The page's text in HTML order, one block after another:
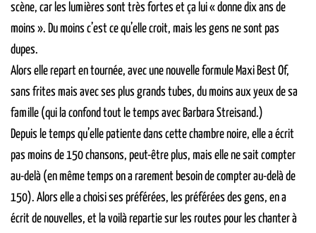
scène, car les lumières sont très fortes et ça lui « donne dix ans de
moins ». Du moins c’est ce qu’elle croit, mais les gens ne sont pas
dupes.
Alors elle repart en tournée, avec une nouvelle formule Maxi Best Of,
sans frites mais avec ses plus grands tubes, du moins aux yeux de sa
famille (qui la confond tout le temps avec Barbara Streisand.)
Depuis le temps qu’elle patiente dans cette chambre noire, elle a écrit
pas moins de 150 chansons, peut-être plus, mais elle ne sait compter
au-delà (en même temps on a rarement besoin de compter au-delà de
150). Alors elle a choisi ses préférées, les préférées des gens, en a
écrit de nouvelles, et la voilà repartie sur les routes pour les chanter à